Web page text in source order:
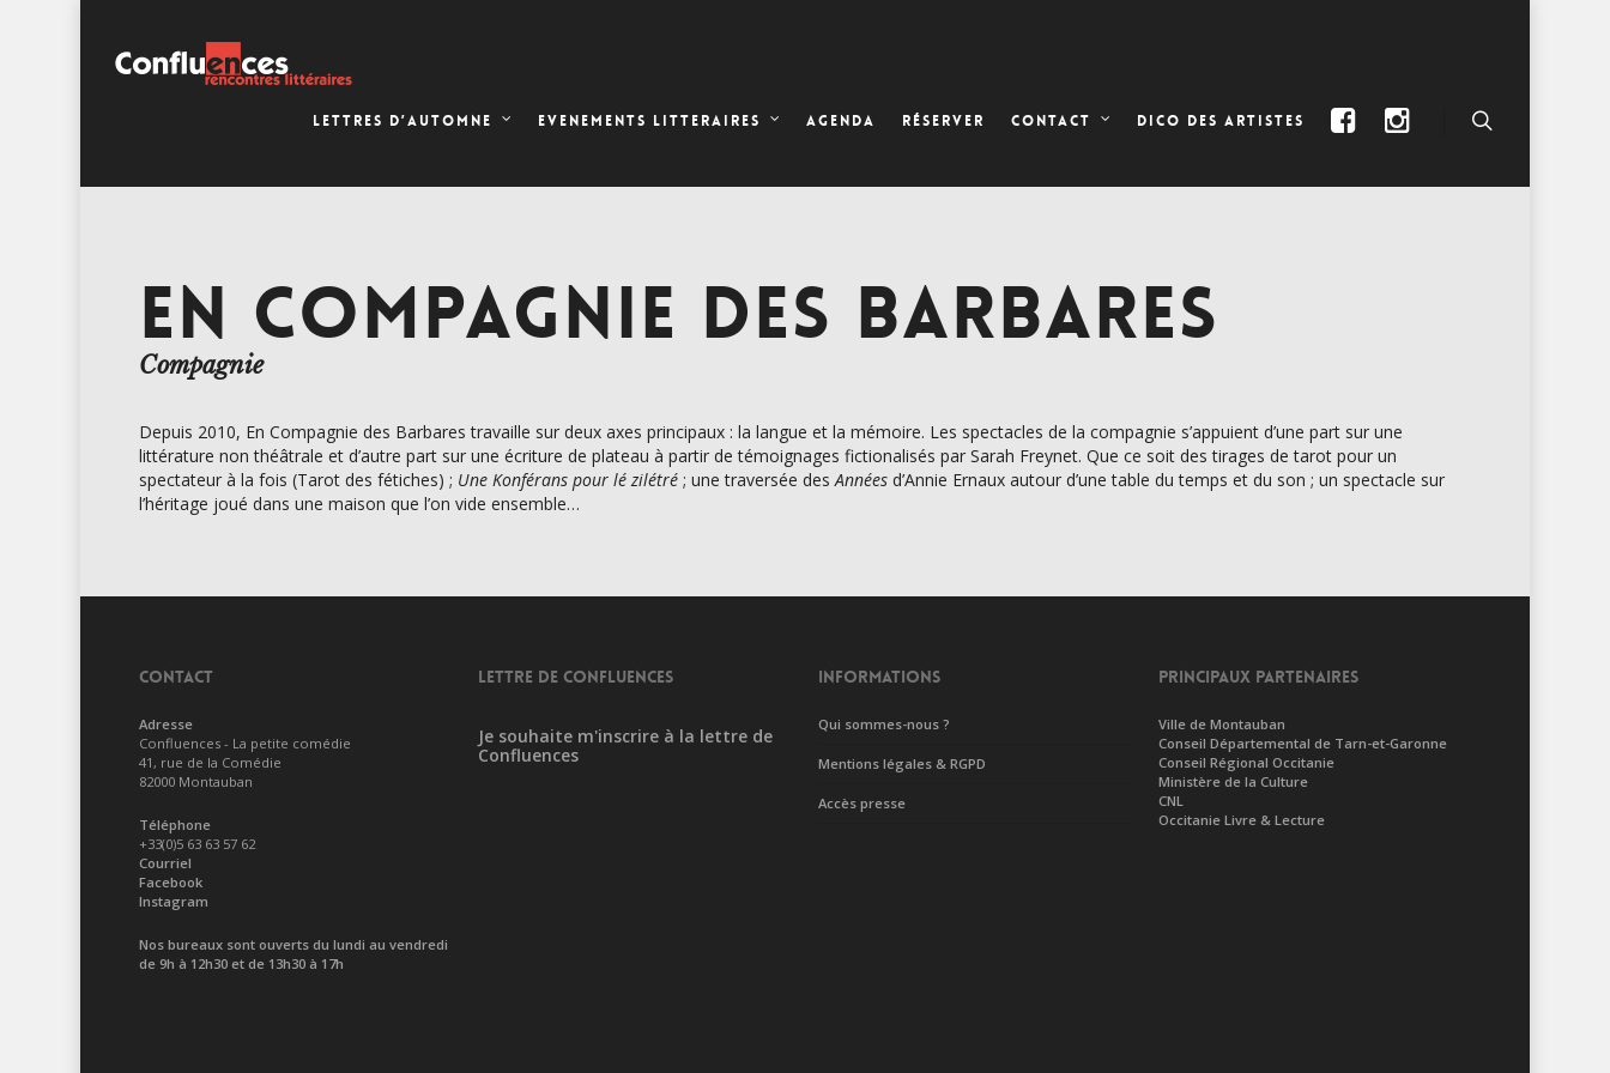
LETTRES D’AUTOMNE EVENEMENTS LITTERAIRES AGENDA RÉSERVER CONTACT DICO DES ARTISTES
EN COMPAGNIE DES BARBARES
Compagnie
Depuis 2010, En Compagnie des Barbares travaille sur deux axes principaux : la langue et la mémoire. Les spectacles de la compagnie s’appuient d’une part sur une
littérature non théâtrale et d’autre part sur une écriture de plateau à partir de témoignages fictionalisés par Sarah Freynet. Que ce soit des tirages de tarot pour un
spectateur à la fois (Tarot des fétiches) ; Une Konférans pour lé zilétré; une traversée desAnnéesd’Annie Ernaux autour d’une table du temps et du son ; un spectacle sur
l’héritage joué dans une maison que l’on vide ensemble…
CONTACT
Adresse
Confluences - La petite comédie
41, rue de la Comédie
82000 Montauban
Téléphone
+33(0)5 63 63 57 62
Courriel
Facebook
Instagram
Nos bureaux sont ouverts du lundi au vendredi
de 9h à 12h30 et de 13h30 à 17h
LETTRE DE CONFLUENCES
Je souhaite m'inscrire à la lettre de
Confluences
INFORMATIONS
Qui sommes-nous ?
Mentions légales & RGPD
Accès presse
PRINCIPAUX PARTENAIRES
Ville de Montauban
Conseil Départemental de Tarn-et-Garonne
Conseil Régional Occitanie
Ministère de la Culture
CNL
Occitanie Livre & Lecture